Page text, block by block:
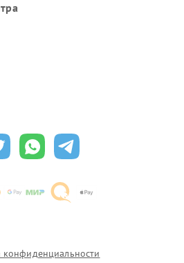
конфиденциальности